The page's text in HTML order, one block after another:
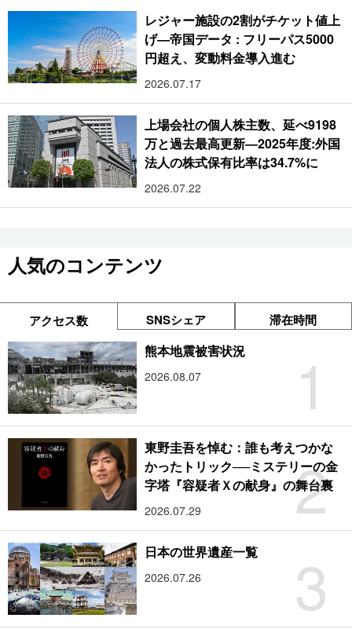
レジャー施設の2割がチケット値上
げ―帝国データ : フリーパス5000
円超え、変動料金導入進む
2026.07.17
上場会社の個人株主数、延べ9198
万と過去最高更新―2025年度:外国
法人の株式保有比率は34.7%に
2026.07.22
人気のコンテンツ
アクセス数 SNSシェア 滞在時間
1
熊本地震被害状況
2026.08.07
2
東野圭吾を悼む：誰も考えつかな
かったトリック──ミステリーの金
字塔『容疑者Ｘの献身』の舞台裏
2026.07.29
3
日本の世界遺産一覧
2026.07.26